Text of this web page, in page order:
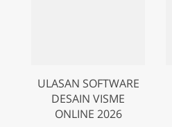
ULASAN SOFTWARE
DESAIN VISME
ONLINE 2026